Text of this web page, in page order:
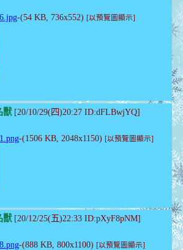
-(54 KB, 736x552) [以預覽圖顯示]
獸[20/10/29(四)20:27 ID:dFLBwjYQ]
-(1506 KB, 2048x1150) [以預覽圖顯示]
獸[20/12/25(五)22:33 ID:pXyF8pNM]
-(888 KB, 800x1100) [以預覽圖顯示]